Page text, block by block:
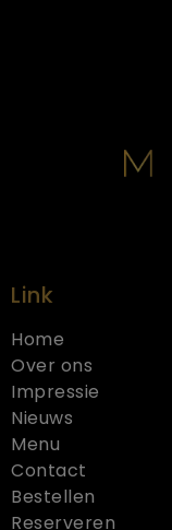
Link
Home
Over ons
Impressie
Nieuws
Menu
Contact
Bestellen
Reserveren